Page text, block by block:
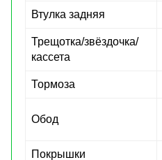
Втулка задняя
Трещотка/звёздочка/
кассета
Тормоза
Обод
Покрышки